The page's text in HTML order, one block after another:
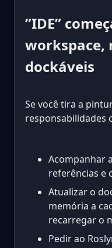
”IDE”
workspace,
dockáveis
Se você tira a
responsabilidades
Acompanhar
referências e
Atualizar o
memória a
recarregar o
Pedir ao